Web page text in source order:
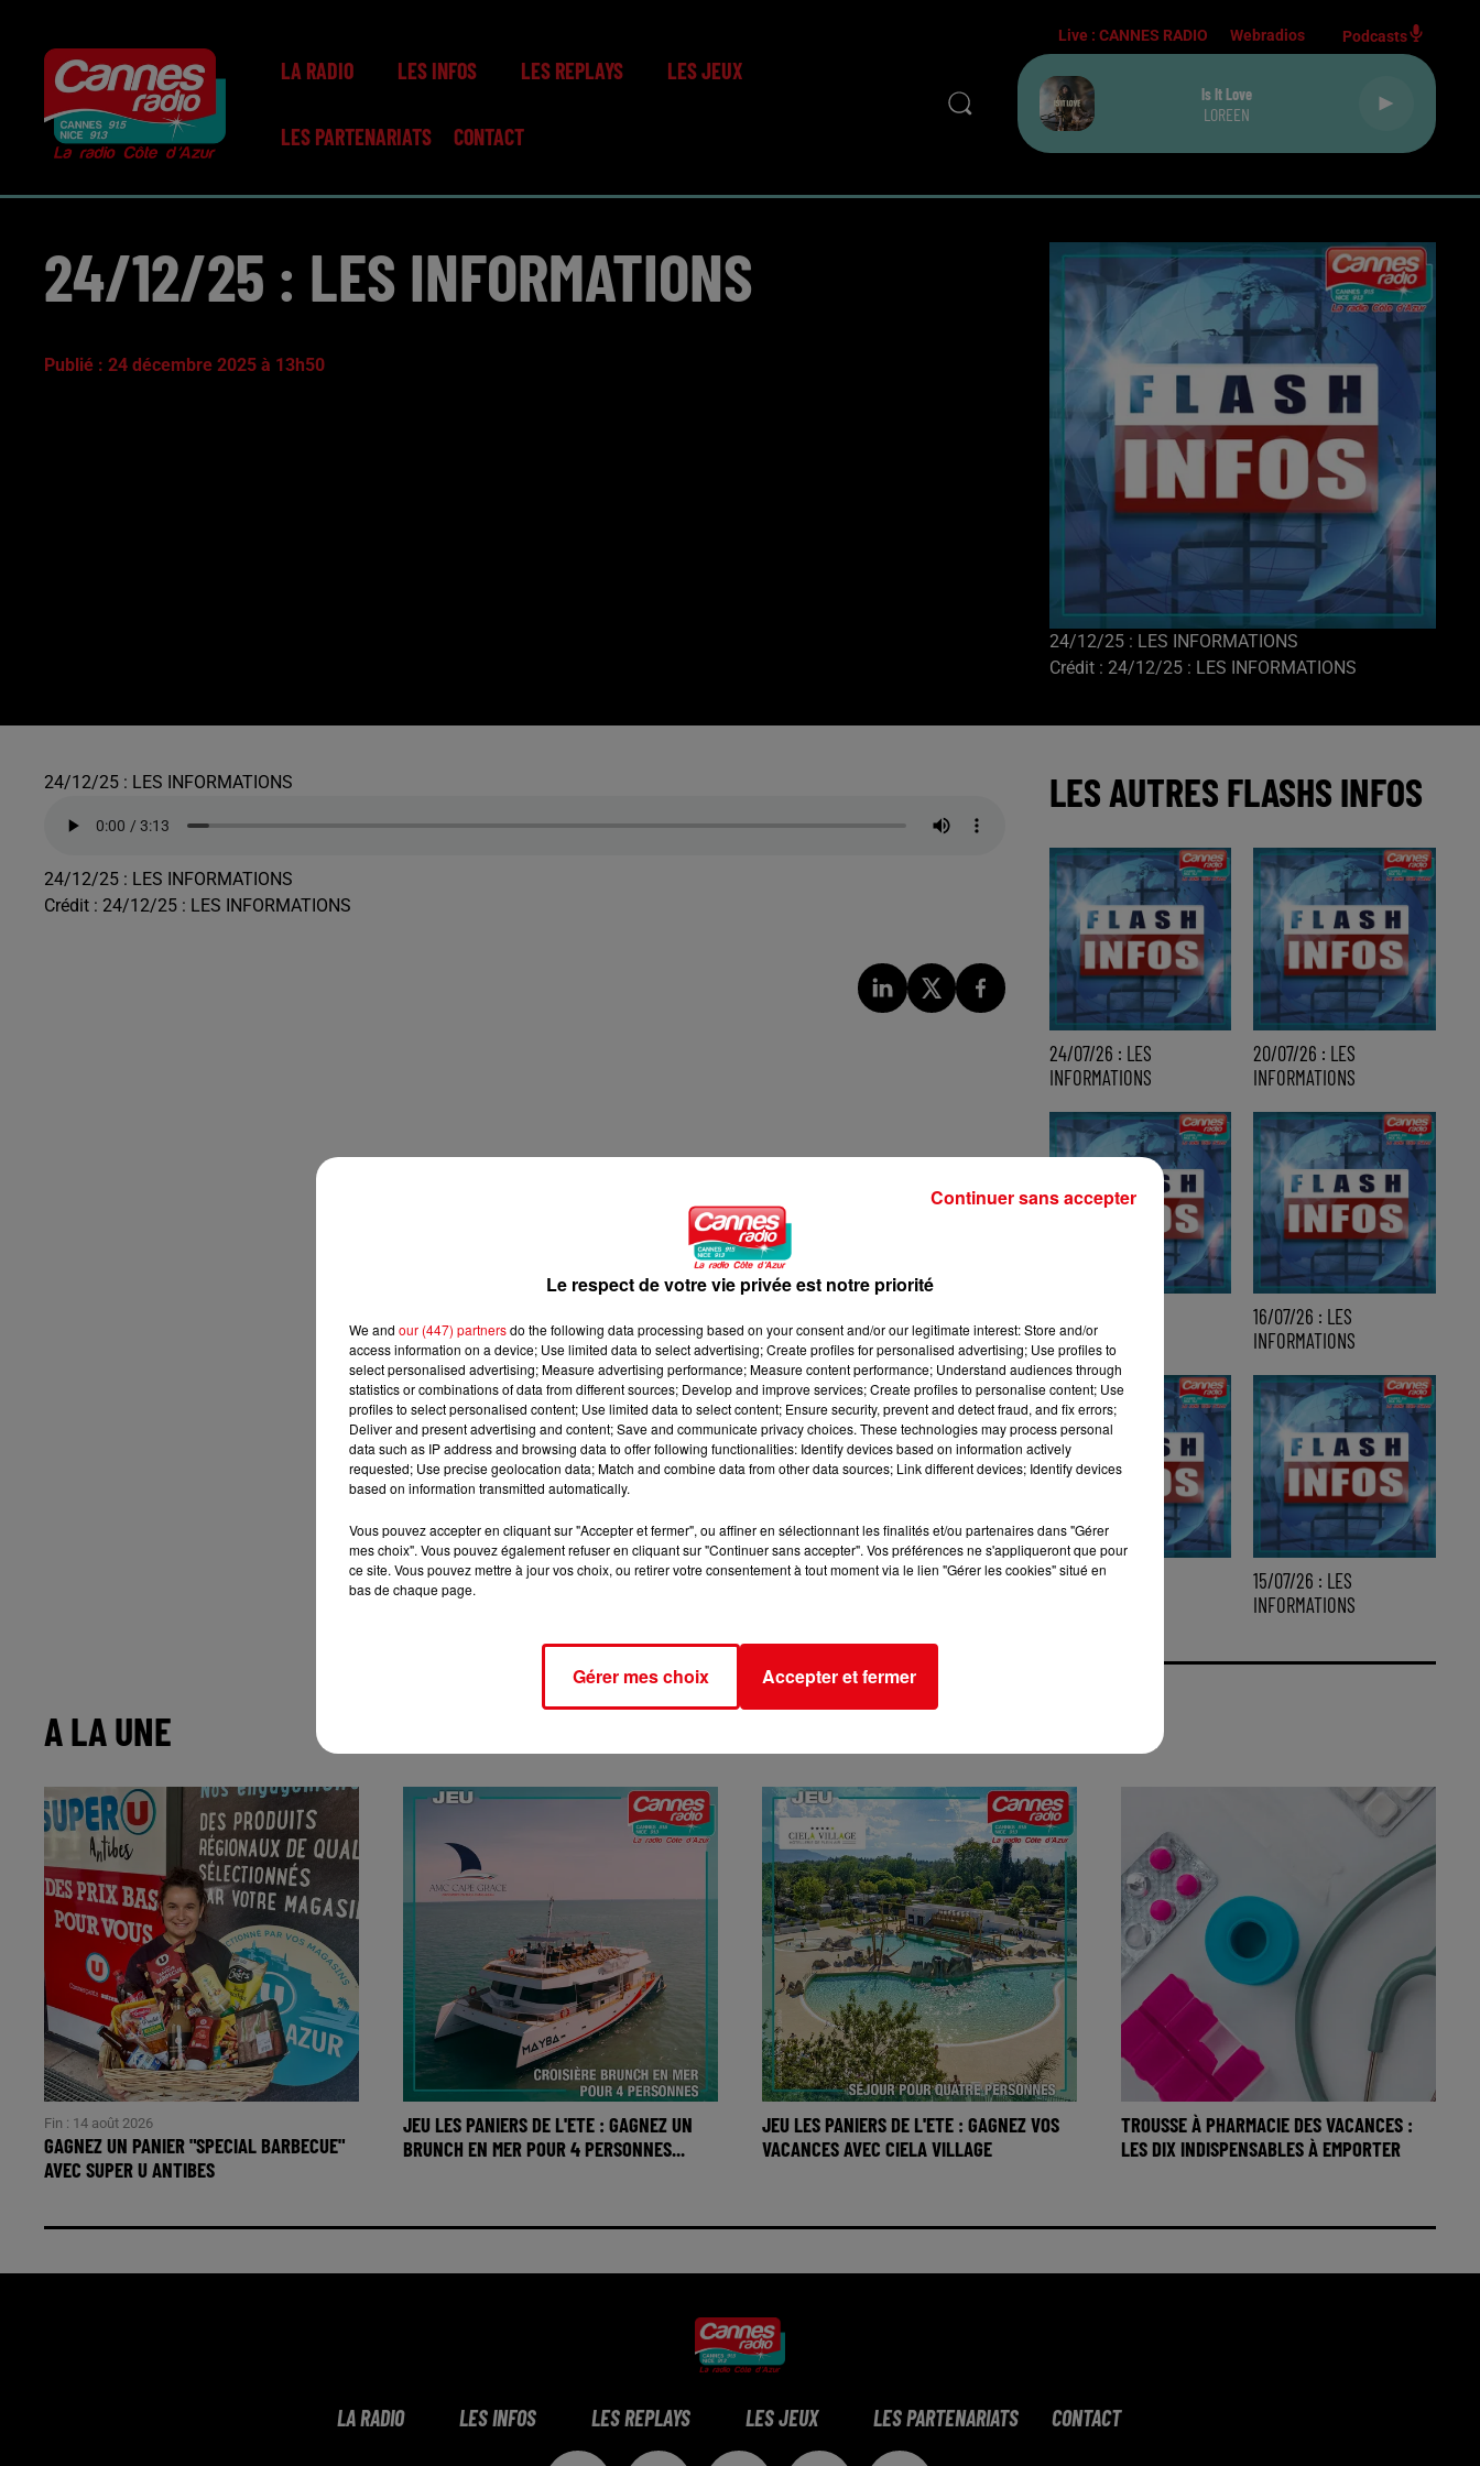
LA RADIO LES INFOS LES REPLAYS LES JEUX
LES PARTENARIATS CONTACT
Live :CANNES RADIO Webradios Podcasts
Is It Love
LOREEN
24/12/25 : LES INFORMATIONS
Publié : 24 décembre 2025 à 13h50
24/12/25 : LES INFORMATIONS
Crédit : 24/12/25 : LES INFORMATIONS
24/12/25 : LES INFORMATIONS
24/12/25 : LES INFORMATIONS
Crédit : 24/12/25 : LES INFORMATIONS
LES AUTRES FLASHS INFOS
24/07/26 : LES
INFORMATIONS
20/07/26 : LES
INFORMATIONS
INFORMATIONS
16/07/26 : LES
INFORMATIONS
16/07/26 : LES
15/07/26 : LES
INFORMATIONS
A LA UNE
Fin : 14 août 2026
GAGNEZ UN PANIER "SPECIAL BARBECUE"
AVEC SUPER U ANTIBES
JEU LES PANIERS DE L'ETE : GAGNEZ UN
BRUNCH EN MER POUR 4 PERSONNES...
JEU LES PANIERS DE L'ETE : GAGNEZ VOS
VACANCES AVEC CIELA VILLAGE
TROUSSE À PHARMACIE DES VACANCES :
LES DIX INDISPENSABLES À EMPORTER
LA RADIO LES INFOS LES REPLAYS LES JEUX LES PARTENARIATS CONTACT
Le respect de votre vie privée est notre priorité
We and our (447) partnersdo the following data processing based on your consent and/or our legitimate interest: Store and/or
access information on a device; Use limited data to select advertising; Create profiles for personalised advertising; Use profiles to
select personalised advertising; Measure advertising performance; Measure content performance; Understand audiences through
statistics or combinations of data from different sources; Develop and improve services; Create profiles to personalise content; Use
profiles to select personalised content; Use limited data to select content; Ensure security, prevent and detect fraud, and fix errors;
Deliver and present advertising and content; Save and communicate privacy choices. These technologies may process personal
data such as IP address and browsing data to offer following functionalities: Identify devices based on information actively
requested; Use precise geolocation data; Match and combine data from other data sources; Link different devices; Identify devices
based on information transmitted automatically.
Vous pouvez accepter en cliquant sur "Accepter et fermer", ou affiner en sélectionnant les finalités et/ou partenaires dans "Gérer
mes choix". Vous pouvez également refuser en cliquant sur "Continuer sans accepter". Vos préférences ne s'appliqueront que pour
ce site. Vous pouvez mettre à jour vos choix, ou retirer votre consentement à tout moment via le lien "Gérer les cookies" situé en
bas de chaque page.
Gérer mes choix Accepter et fermer
Continuer sans accepter